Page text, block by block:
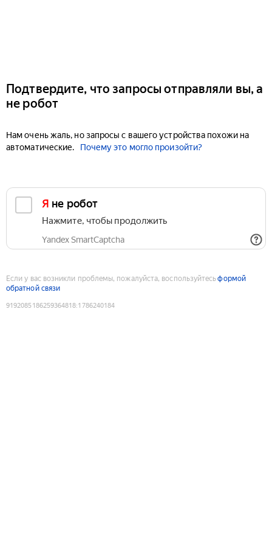
Подтвердите, что запросы отправляли вы, а
не робот
Нам очень жаль, но запросы с вашего устройства похожи на
автоматические.
Почему это могло произойти?
Я не робот
Нажмите, чтобы продолжить
Yandex SmartCaptcha
Если у вас возникли проблемы, пожалуйста, воспользуйтесьформой
обратной связи
9192085186259364818:1786240184